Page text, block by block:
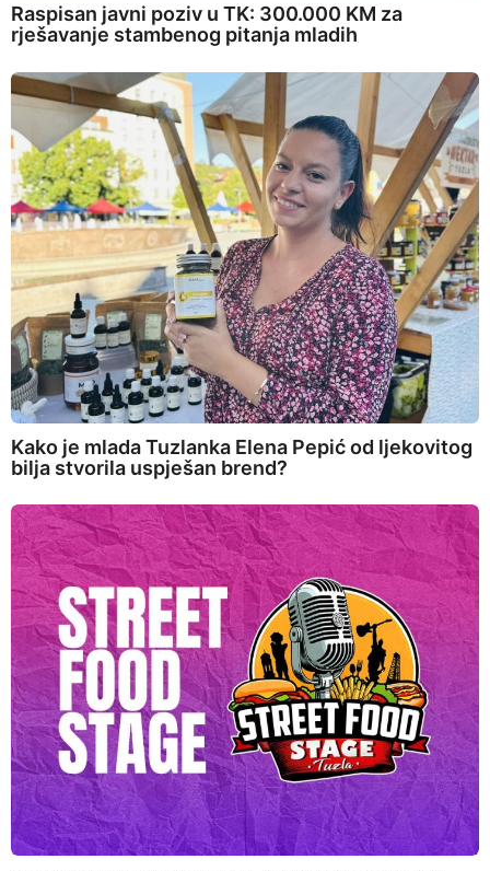
Raspisan javni poziv u TK: 300.000 KM za
rješavanje stambenog pitanja mladih
Kako je mlada Tuzlanka Elena Pepić od ljekovitog
bilja stvorila uspješan brend?